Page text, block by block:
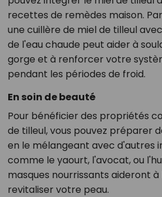
recettes de remèdes maison.
une cuillère de miel de tilleul
de l'eau chaude peut aider à
gorge et à renforcer votre
pendant les périodes de froid.
En soin de beauté
Pour bénéficier des propriétés
de tilleul, vous pouvez préparer
en le mélangeant avec d'autres
comme le yaourt, l'avocat, ou
masques nourrissants aideront
revitaliser votre peau.